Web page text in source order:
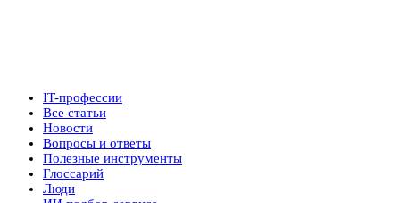
IT-профессии
Все статьи
Новости
Вопросы и ответы
Полезные инструменты
Глоссарий
Люди